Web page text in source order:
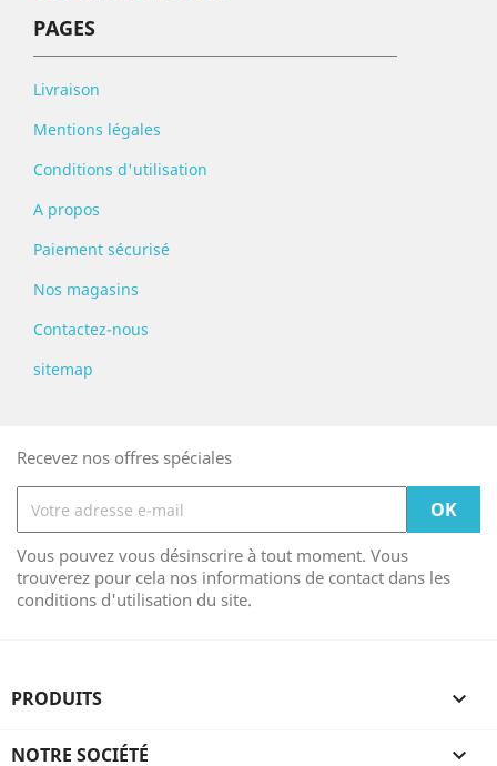
PAGES
Livraison
Mentions légales
Conditions d'utilisation
A propos
Paiement sécurisé
Nos magasins
Contactez-nous
sitemap
Recevez nos offres spéciales
Vous pouvez vous désinscrire à tout moment. Vous
trouverez pour cela nos informations de contact dans les
conditions d'utilisation du site.
PRODUITS 
NOTRE SOCIÉTÉ 